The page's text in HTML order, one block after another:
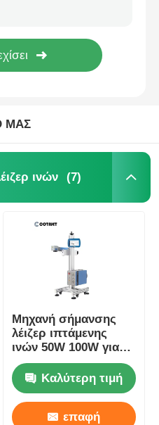
CO2
ΜΑΣ
ινών (7)
Μηχανή σήμανσης
λέιζερ ιπτάμενης
ινών 50W 100W για
ανοξείδωτο χάλυβα /
ιατρικές συσκευές
Καλύτερη τιμή
επαφή